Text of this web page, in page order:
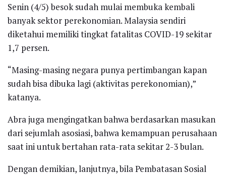
Senin (4/5) besok sudah mulai membuka kembali
banyak sektor perekonomian. Malaysia sendiri
diketahui memiliki tingkat fatalitas COVID-19 sekitar
1,7 persen.
“Masing-masing negara punya pertimbangan kapan
sudah bisa dibuka lagi (aktivitas perekonomian),”
katanya.
Abra juga mengingatkan bahwa berdasarkan masukan
dari sejumlah asosiasi, bahwa kemampuan perusahaan
saat ini untuk bertahan rata-rata sekitar 2-3 bulan.
Dengan demikian, lanjutnya, bila Pembatasan Sosial